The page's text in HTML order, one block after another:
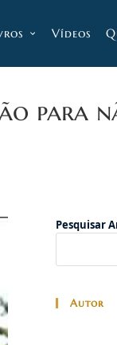
Vídeos
para
Pesquisar
Autor